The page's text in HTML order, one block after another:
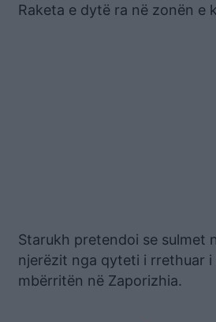
Raketa e dytë ra në zonën e
Starukh pretendoi se sulmet
njerëzit nga qyteti i rrethuar i
mbërritën në Zaporizhia.